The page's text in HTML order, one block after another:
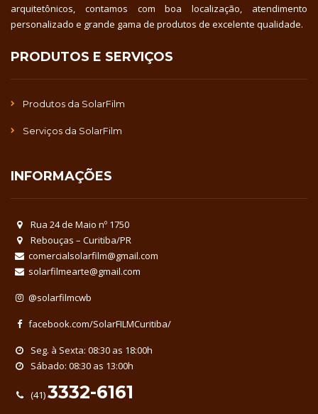
arquitetônicos, contamos com boa localização, atendimento
personalizado e grande gama de produtos de excelente qualidade.
PRODUTOS E SERVIÇOS
Produtos da SolarFilm
Serviços da SolarFilm
INFORMAÇÕES
Rua 24 de Maio nº 1750
Rebouças – Curitiba/PR
comercialsolarfilm@gmail.com
solarfilmearte@gmail.com
@solarfilmcwb
facebook.com/SolarFILMCuritiba/
Seg. à Sexta: 08:30 as 18:00h
Sábado: 08:30 as 13:00h
(41)3332-6161